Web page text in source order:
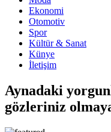
Ekonomi
Otomotiv
Spor
Kültür & Sanat
Künye
İletişim
Aynadaki
gözleriniz